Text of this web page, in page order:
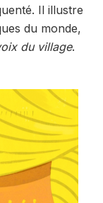
Il illustre
du monde,
du village.